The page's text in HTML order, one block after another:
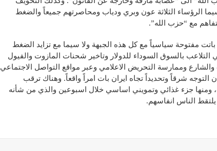
الرؤساء الثلاثة عون وبري ودياب ومحاصرتهم جميعاً والضغط
مع “حزب الله”.
مفتوحة سياسياً مع كل هذه الجبهة ولا سيما مع تزايد الضغط
التلاعب بالسوق السوداء للدولار وتاخير شحنات المازوت والفيول
وممارسة التحريض الاعلامي وعبر مواقع التواصل الاجتماعي
شرقاً وتحديداً تجاه ايران بات امراً واقعاً. وهناك ترقب
ومنها جزء غذائي وتمويني اساسي خلال اسبوعين والذي من شأنه
يلتقط الناس انفاسهم.